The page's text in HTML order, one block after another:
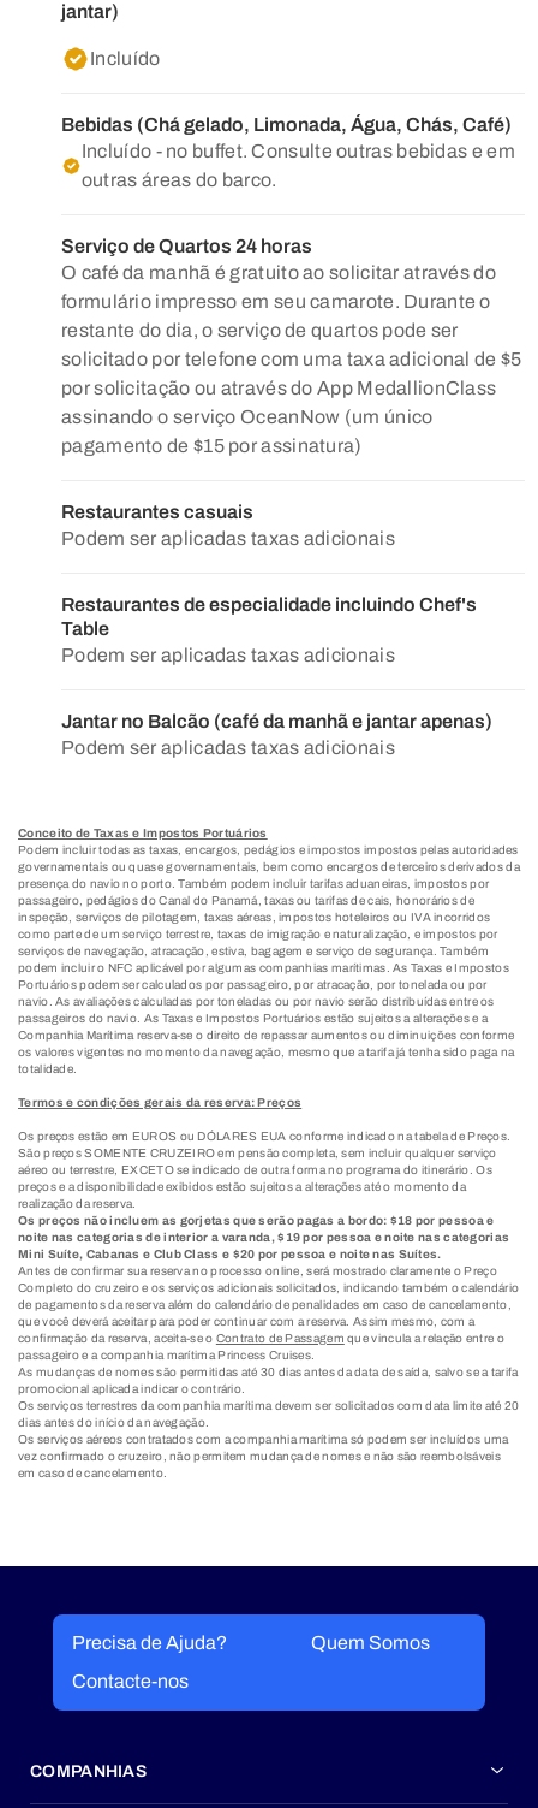
jantar)
Incluído
Bebidas (Chá gelado, Limonada, Água, Chás, Café)
Incluído - no buffet. Consulte outras bebidas e em
outras áreas do barco.
Serviço de Quartos 24 horas
O café da manhã é gratuito ao solicitar através do
formulário impresso em seu camarote. Durante o
restante do dia, o serviço de quartos pode ser
solicitado por telefone com uma taxa adicional de $5
por solicitação ou através do App MedallionClass
assinando o serviço OceanNow (um único
pagamento de $15 por assinatura)
Restaurantes casuais
Podem ser aplicadas taxas adicionais
Restaurantes de especialidade incluindo Chef's
Table
Podem ser aplicadas taxas adicionais
Jantar no Balcão (café da manhã e jantar apenas)
Podem ser aplicadas taxas adicionais
Conceito de Taxas e Impostos Portuários
Podem incluir todas as taxas, encargos, pedágios e impostos impostos pelas autoridades
governamentais ou quase governamentais, bem como encargos de terceiros derivados da
presença do navio no porto. Também podem incluir tarifas aduaneiras, impostos por
passageiro, pedágios do Canal do Panamá, taxas ou tarifas de cais, honorários de
inspeção, serviços de pilotagem, taxas aéreas, impostos hoteleiros ou IVA incorridos
como parte de um serviço terrestre, taxas de imigração e naturalização, e impostos por
serviços de navegação, atracação, estiva, bagagem e serviço de segurança. Também
podem incluir o NFC aplicável por algumas companhias marítimas. As Taxas e Impostos
Portuários podem ser calculados por passageiro, por atracação, por tonelada ou por
navio. As avaliações calculadas por toneladas ou por navio serão distribuídas entre os
passageiros do navio. As Taxas e Impostos Portuários estão sujeitos a alterações e a
Companhia Marítima reserva-se o direito de repassar aumentos ou diminuições conforme
os valores vigentes no momento da navegação, mesmo que a tarifa já tenha sido paga na
totalidade.
Termos e condições gerais da reserva: Preços
Os preços estão em EUROS ou DÓLARES EUA conforme indicado na tabela de Preços.
São preços SOMENTE CRUZEIRO em pensão completa, sem incluir qualquer serviço
aéreo ou terrestre, EXCETO se indicado de outra forma no programa do itinerário. Os
preços e a disponibilidade exibidos estão sujeitos a alterações até o momento da
realização da reserva.
Os preços não incluem as gorjetas que serão pagas a bordo: $18 por pessoa e
noite nas categorias de interior a varanda, $19 por pessoa e noite nas categorias
Mini Suíte, Cabanas e Club Class e $20 por pessoa e noite nas Suítes.
Antes de confirmar sua reserva no processo online, será mostrado claramente o Preço
Completo do cruzeiro e os serviços adicionais solicitados, indicando também o calendário
de pagamentos da reserva além do calendário de penalidades em caso de cancelamento,
que você deverá aceitar para poder continuar com a reserva. Assim mesmo, com a
confirmação da reserva, aceita-se o Contrato de Passagem que vincula a relação entre o
passageiro e a companhia marítima Princess Cruises.
As mudanças de nomes são permitidas até 30 dias antes da data de saída, salvo se a tarifa
promocional aplicada indicar o contrário.
Os serviços terrestres da companhia marítima devem ser solicitados com data limite até 20
dias antes do início da navegação.
Os serviços aéreos contratados com a companhia marítima só podem ser incluídos uma
vez confirmado o cruzeiro, não permitem mudança de nomes e não são reembolsáveis
em caso de cancelamento.
Precisa de Ajuda?
Quem Somos
Contacte-nos
COMPANHIAS